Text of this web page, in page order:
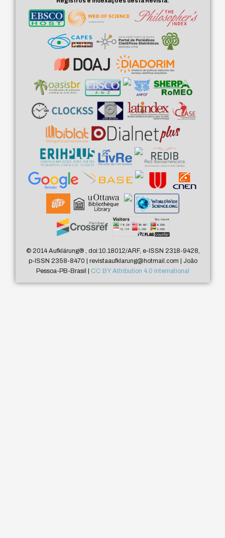
© 2014 Aufklärung®, doi:10.18012/ARF, e-ISSN 2318-9428,
p-ISSN 2358-8470 | revistaaufklarung@hotmail.com | João
Pessoa-PB-Brasil | CC BY Attribution 4.0 International